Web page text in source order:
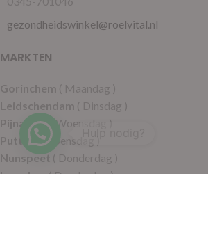
gezondheidswinkel@roelvital.nl
MARKTEN
Gorinchem ( Maandag )
Leidschendam ( Dinsdag )
Pijnacker( Woensdag )
Putten( Woensdag )
Nunspeet ( Donderdag )
Leerdam( Donderdag )
Hulp nodig?